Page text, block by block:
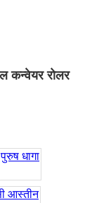
कन्वेयर रोलर
पुरुष धागा
आस्तीन